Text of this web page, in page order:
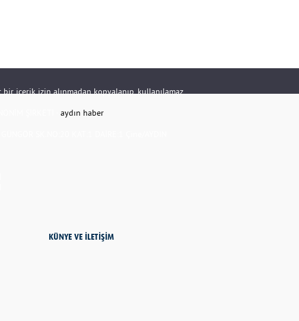
bir içerik izin alınmadan kopyalanıp, kullanılamaz.
aydın haber
KÜNYE VE İLETİŞİM